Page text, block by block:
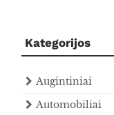
Kategorijos
Augintiniai
Automobiliai